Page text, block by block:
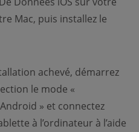
Mac, puis installez le
achevé, démarrez
le mode «
» et connectez
à l’ordinateur à l’aide